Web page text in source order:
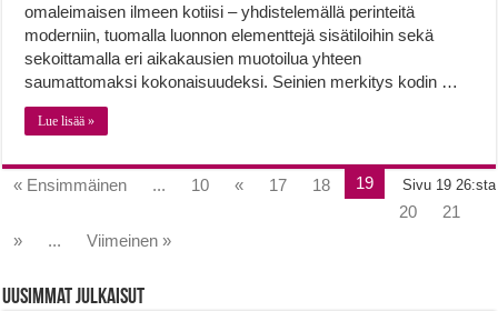
omaleimaisen ilmeen kotiisi – yhdistelemällä perinteitä
moderniin, tuomalla luonnon elementtejä sisätiloihin sekä
sekoittamalla eri aikakausien muotoilua yhteen
saumattomaksi kokonaisuudeksi. Seinien merkitys kodin …
Lue lisää »
Sivu 19 26:sta
« Ensimmäinen ... 10 « 17 18
19
20
21
»
... Viimeinen »
Uusimmat Julkaisut